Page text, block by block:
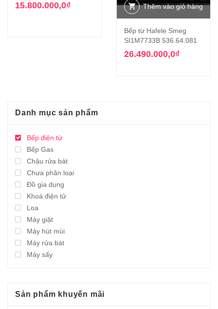
15.800.000,0₫ Thêm vào giỏ hàng
Bếp từ Hafele Smeg
SI1M7733B 536.64.081
26.490.000,0₫
Danh mục sản phẩm
Bếp điện từ
Bếp Gas
Chậu rửa bát
Chưa phân loại
Đồ gia dụng
Khoá điện tử
Loa
Máy giặt
Máy hút mùi
Máy rửa bát
Máy sấy
Sản phẩm khuyến mãi